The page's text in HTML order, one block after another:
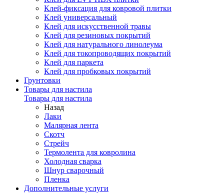
Клей-фиксация для ковровой плитки
Клей универсальный
Клей для искусственной травы
Клей для резиновых покрытий
Клей для натурального линолеума
Клей для токопроводящих покрытий
Клей для паркета
Клей для пробковых покрытий
Грунтовки
Товары для настила
Товары для настила
Назад
Лаки
Малярная лента
Скотч
Стрейч
Термолента для ковролина
Холодная сварка
Шнур сварочный
Пленка
Дополнительные услуги